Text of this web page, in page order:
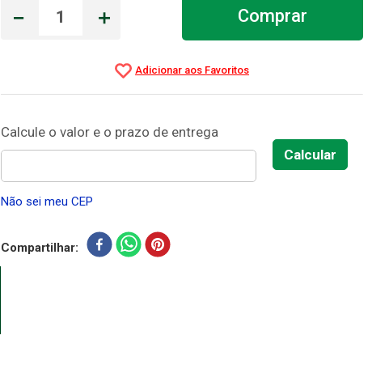
＋
－ Comprar
Não sei meu CEP
Compartilhar